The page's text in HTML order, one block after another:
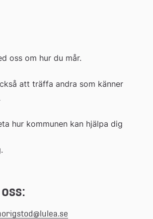
oss om hur du mår.
att träffa andra som känner
hur kommunen kan hjälpa dig